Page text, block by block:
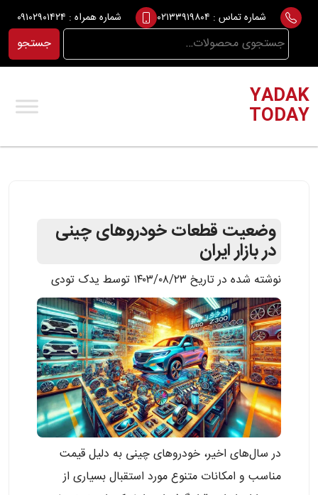
Skip
content
شماره تماس : ۰۲۱۳۳۹۱۹۸۰۴ شماره همراه : ۰۹۱۰۲۹۰۱۴۲۴
جستجو
برای:
جستجو
YADAK
TODAY
وضعیت قطعات خودروهای چینی
در بازار ایران
نوشته شده در تاریخ ۱۴۰۳/۰۸/۲۳ توسط یدک تودی
در سال‌های اخیر، خودروهای چینی به دلیل قیمت
مناسب و امکانات متنوع مورد استقبال بسیاری از